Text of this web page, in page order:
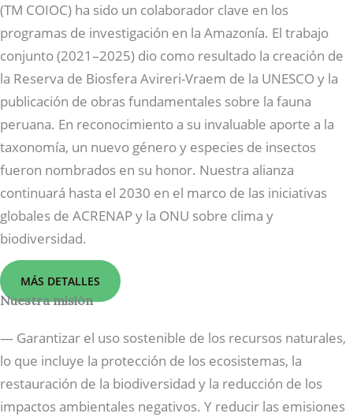
(TM COIOC) ha sido un colaborador clave en los
programas de investigación en la Amazonía. El trabajo
conjunto (2021–2025) dio como resultado la creación de
la Reserva de Biosfera Avireri-Vraem de la UNESCO y la
publicación de obras fundamentales sobre la fauna
peruana. En reconocimiento a su invaluable aporte a la
taxonomía, un nuevo género y especies de insectos
fueron nombrados en su honor. Nuestra alianza
continuará hasta el 2030 en el marco de las iniciativas
globales de ACRENAP y la ONU sobre clima y
biodiversidad.
MÁS DETALLES
Nuestra misión
— Garantizar el uso sostenible de los recursos naturales,
lo que incluye la protección de los ecosistemas, la
restauración de la biodiversidad y la reducción de los
impactos ambientales negativos. Y reducir las emisiones